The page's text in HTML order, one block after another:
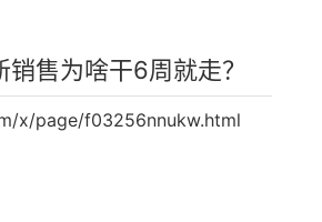
销售为啥干6周就走？
x/page/f03256nnukw.html